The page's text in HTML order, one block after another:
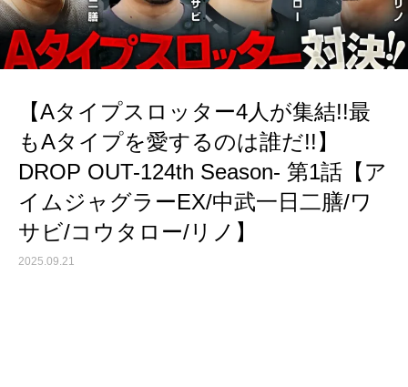
【Aタイプスロッター4人が集結!!最
もAタイプを愛するのは誰だ!!】
DROP OUT-124th Season- 第1話【ア
イムジャグラーEX/中武一日二膳/ワ
サビ/コウタロー/リノ】
2025.09.21